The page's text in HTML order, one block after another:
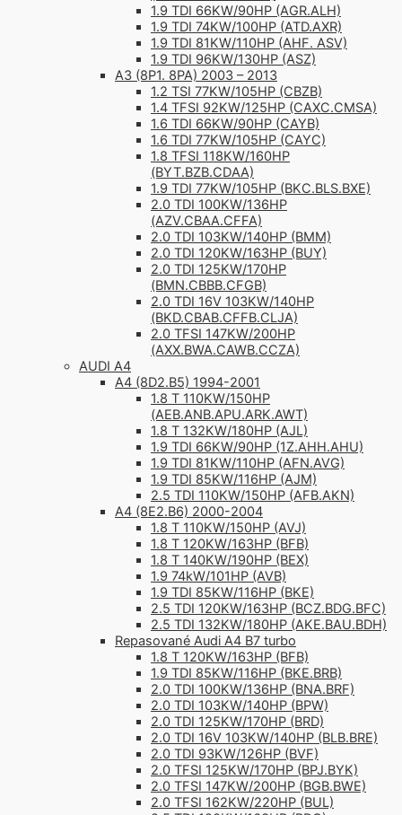
1.9 TDI 66KW/90HP (AGR.ALH)
1.9 TDI 74KW/100HP (ATD.AXR)
1.9 TDI 81KW/110HP (AHF. ASV)
1.9 TDI 96KW/130HP (ASZ)
A3 (8P1. 8PA) 2003 – 2013
1.2 TSI 77KW/105HP (CBZB)
1.4 TFSI 92KW/125HP (CAXC.CMSA)
1.6 TDI 66KW/90HP (CAYB)
1.6 TDI 77KW/105HP (CAYC)
1.8 TFSI 118KW/160HP
(BYT.BZB.CDAA)
1.9 TDI 77KW/105HP (BKC.BLS.BXE)
2.0 TDI 100KW/136HP
(AZV.CBAA.CFFA)
2.0 TDI 103KW/140HP (BMM)
2.0 TDI 120KW/163HP (BUY)
2.0 TDI 125KW/170HP
(BMN.CBBB.CFGB)
2.0 TDI 16V 103KW/140HP
(BKD.CBAB.CFFB.CLJA)
2.0 TFSI 147KW/200HP
(AXX.BWA.CAWB.CCZA)
AUDI A4
A4 (8D2.B5) 1994-2001
1.8 T 110KW/150HP
(AEB.ANB.APU.ARK.AWT)
1.8 T 132KW/180HP (AJL)
1.9 TDI 66KW/90HP (1Z.AHH.AHU)
1.9 TDI 81KW/110HP (AFN.AVG)
1.9 TDI 85KW/116HP (AJM)
2.5 TDI 110KW/150HP (AFB.AKN)
A4 (8E2.B6) 2000-2004
1.8 T 110KW/150HP (AVJ)
1.8 T 120KW/163HP (BFB)
1.8 T 140KW/190HP (BEX)
1.9 74kW/101HP (AVB)
1.9 TDI 85KW/116HP (BKE)
2.5 TDI 120KW/163HP (BCZ.BDG.BFC)
2.5 TDI 132KW/180HP (AKE.BAU.BDH)
Repasované Audi A4 B7 turbo
1.8 T 120KW/163HP (BFB)
1.9 TDI 85KW/116HP (BKE.BRB)
2.0 TDI 100KW/136HP (BNA.BRF)
2.0 TDI 103KW/140HP (BPW)
2.0 TDI 125KW/170HP (BRD)
2.0 TDI 16V 103KW/140HP (BLB.BRE)
2.0 TDI 93KW/126HP (BVF)
2.0 TFSI 125KW/170HP (BPJ.BYK)
2.0 TFSI 147KW/200HP (BGB.BWE)
2.0 TFSI 162KW/220HP (BUL)